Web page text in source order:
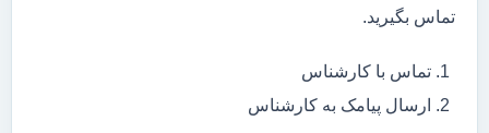
تماس بگیرید.
تماس با کارشناس
ارسال پیامک به کارشناس